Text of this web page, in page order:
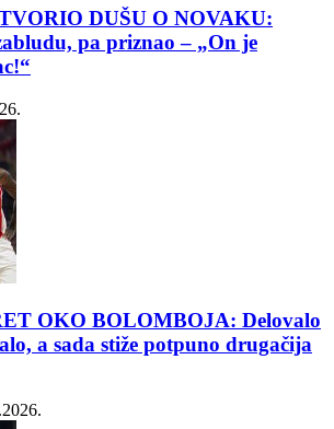
DUŠU O NOVAKU:
pa priznao – „On je
OKO BOLOMBOJA: Delovalo
a sada stiže potpuno drugačija